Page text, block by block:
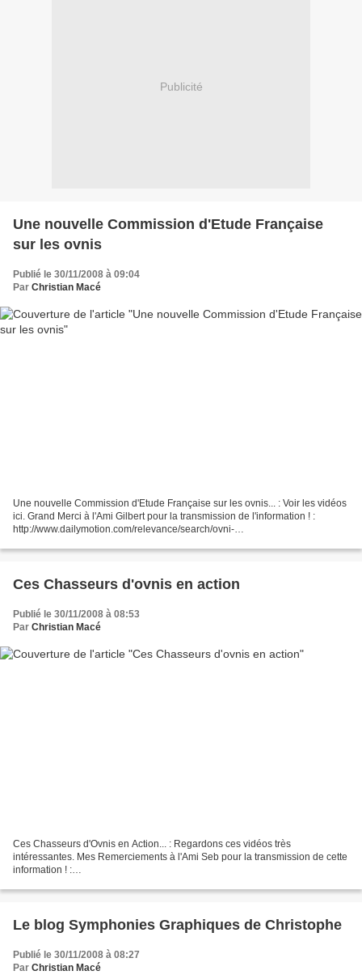
Publicité
Une nouvelle Commission d'Etude Française
sur les ovnis
Publié le 30/11/2008 à 09:04
Par Christian Macé
Une nouvelle Commission d'Etude Française sur les ovnis... : Voir les vidéos
ici. Grand Merci à l'Ami Gilbert pour la transmission de l'information ! :
http://www.dailymotion.com/relevance/search/ovni-
Ces Chasseurs d'ovnis en action
Publié le 30/11/2008 à 08:53
Par Christian Macé
Ces Chasseurs d'Ovnis en Action... : Regardons ces vidéos très
intéressantes. Mes Remerciements à l'Ami Seb pour la transmission de cette
information ! :
+Les+Vortex+ou+les+Portails
Le blog Symphonies Graphiques de Christophe
Publié le 30/11/2008 à 08:27
Par Christian Macé